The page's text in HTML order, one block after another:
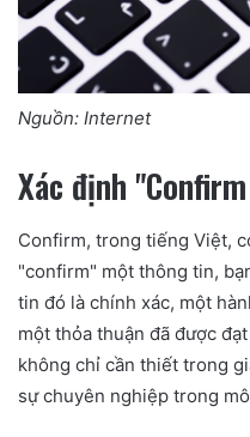
Nguồn: Internet
Xác định
Confirm, trong tiếng Việt,
"confirm" một thông tin,
tin đó là chính xác, một
một thỏa thuận đã được
không chỉ cần thiết trong
sự chuyên nghiệp trong